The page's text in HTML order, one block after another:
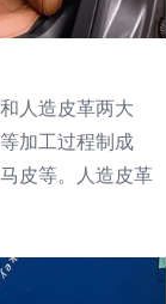
人造皮革两大
加工过程制成
皮等。人造皮革